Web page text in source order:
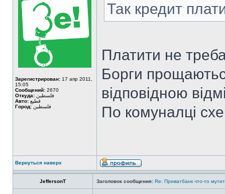
Зарегистрирован: 17 апр 2011,
15:05
Сообщений: 2670
Откуда: فلسطين
Авто: قطيع
Город: فلسطين
Так кредит
Платити не
Борги
відповідною
По комуналці
Вернуться наверх
JeffersonT Заголовок сообщения: Re: Приватбанк что-то мутит